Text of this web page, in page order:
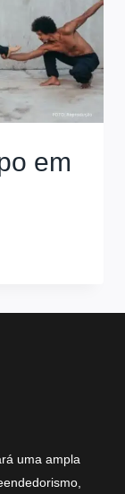
em
uma ampla